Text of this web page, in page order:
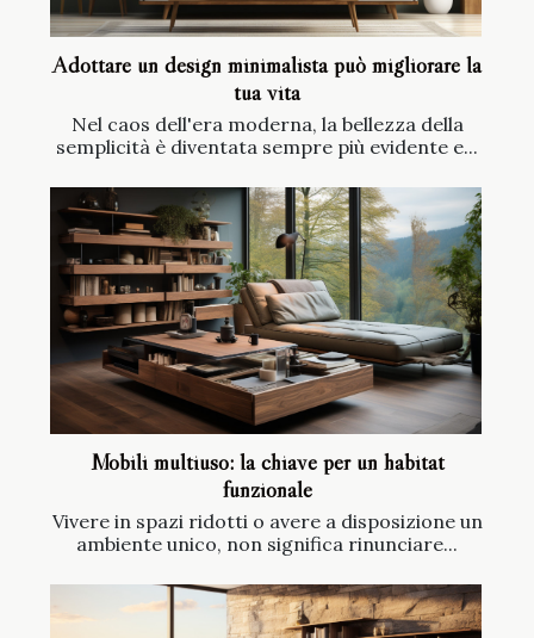
Adottare un design minimalista può migliorare la
tua vita
Nel caos dell'era moderna, la bellezza della
semplicità è diventata sempre più evidente e...
Mobili multiuso: la chiave per un habitat
funzionale
Vivere in spazi ridotti o avere a disposizione un
ambiente unico, non significa rinunciare...